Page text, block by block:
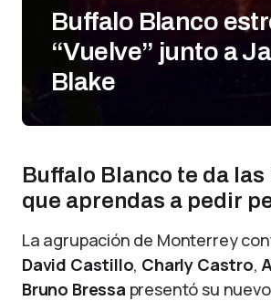
Buffalo Blanco
“Vuelve” junto a
Blake
Buffalo Blanco te da
que aprendas a pedir
La agrupación de Monterrey
David Castillo, Charly Castro,
Bruno Bressa presentó su